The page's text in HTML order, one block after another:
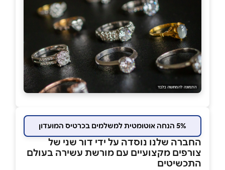
5% הנחה אוטומטית למשלמים בכרטיס המועדון
החברה שלנו נוסדה על ידי דור שני של
צורפים מקצועיים עם מורשת עשירה בעולם
התכשיטים